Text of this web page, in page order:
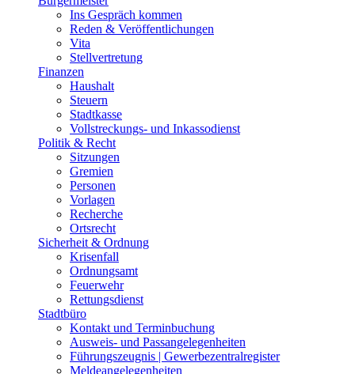
Ins Gespräch kommen
Reden & Veröffentlichungen
Vita
Stellvertretung
Finanzen
Haushalt
Steuern
Stadtkasse
Vollstreckungs- und Inkassodienst
Politik & Recht
Sitzungen
Gremien
Personen
Vorlagen
Recherche
Ortsrecht
Sicherheit & Ordnung
Krisenfall
Ordnungsamt
Feuerwehr
Rettungsdienst
Stadtbüro
Kontakt und Terminbuchung
Ausweis- und Passangelegenheiten
Führungszeugnis | Gewerbezentralregister
Meldeangelegenheiten